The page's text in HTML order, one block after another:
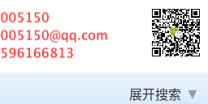
展开搜索